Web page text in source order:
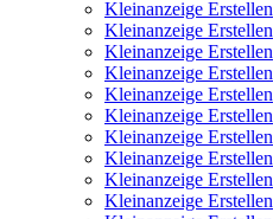
Kleinanzeige Erstellen
Kleinanzeige Erstellen
Kleinanzeige Erstellen
Kleinanzeige Erstellen
Kleinanzeige Erstellen
Kleinanzeige Erstellen
Kleinanzeige Erstellen
Kleinanzeige Erstellen
Kleinanzeige Erstellen
Kleinanzeige Erstellen